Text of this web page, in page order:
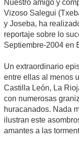
Nuestro amigo y
Vizoso Salegui
y Joseba, ha
reportaje sobre lo
Septiembre-2004 en
Un extraordinario
entre ellas al menos
Castilla León, La
con numerosas
huracanados. Nada
ilustran este
amantes a las